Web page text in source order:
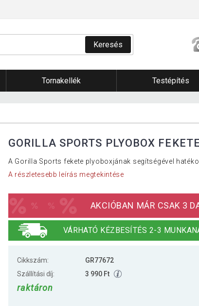
Keresés
Tornakellék Testépítés
GORILLA SPORTS PLYOBOX FEKETE
A Gorilla Sports fekete plyoboxjának segítségével
A részletesebb leírás megtekintése
AKCIÓBAN MÁR CSAK 3
VÁRHATÓ KÉZBESÍTÉS 2-3
Cikkszám:
GR77672
Szállítási díj:
3 990 Ft
raktáron